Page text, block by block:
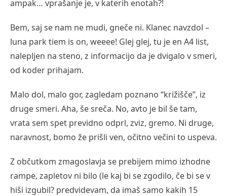
ampak… vprašanje je, v katerih enotah?!
Bem, saj se nam ne mudi, gneče ni. Klanec navzdol –
luna park tiem is on, weeee! Glej glej, tu je en A4 list,
nalepljen na steno, z informacijo da je dvigalo v smeri,
od koder prihajam.
Malo dol, malo gor, zagledam poznano “križišče”, iz
druge smeri. Aha, še sreča. No, avto je bil še tam,
vrata sem spet previdno odprl, zviz, gremo. Ni druge,
naravnost, bomo že prišli ven, očitno večini to uspeva.
Z občutkom zmagoslavja se prebijem mimo izhodne
rampe, zapletov ni bilo (le kaj bi se zgodilo, če bi se v
hiši izgubil? predvidevam, da imaš samo kakih 15